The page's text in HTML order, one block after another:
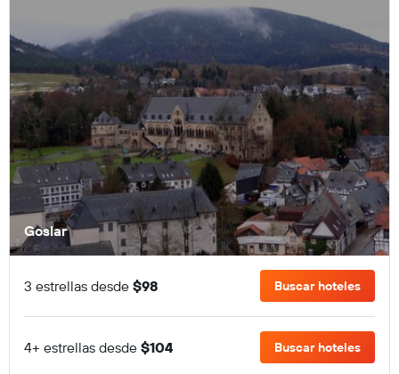
Goslar
3 estrellas desde $98 Buscar hoteles
4+ estrellas desde $104 Buscar hoteles